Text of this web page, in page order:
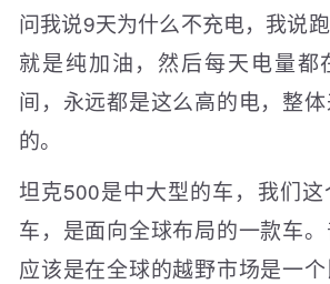
问我说9天为什么不充电，我说跑
就是纯加油，然后每天电量都
间，永远都是这么高的电，整
的。
坦克500是中大型的车，我们
车，是面向全球布局的一款车
应该是在全球的越野市场是一个